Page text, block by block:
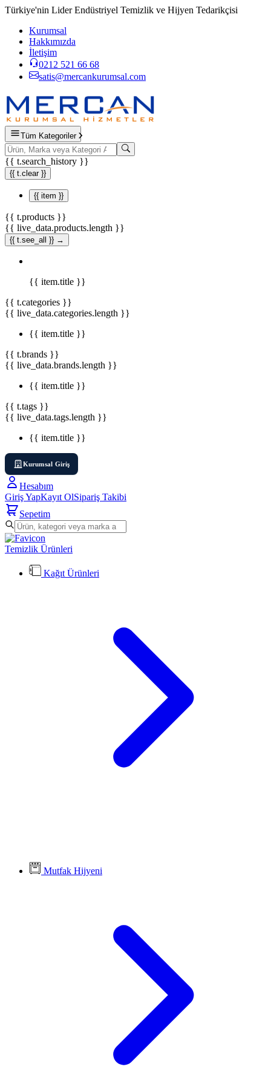
Türkiye'nin Lider Endüstriyel Temizlik ve Hijyen Tedarikçisi
Kurumsal
Hakkımızda
İletişim
0212 521 66 68
satis@mercankurumsal.com
Tüm Kategoriler
{{ t.search_history }}
{{ t.clear }}
{{ item }}
{{ t.products }}
{{ live_data.products.length }}
{{ t.see_all }} →
{{ item.title }}
{{ t.categories }}
{{ live_data.categories.length }}
{{ item.title }}
{{ t.brands }}
{{ live_data.brands.length }}
{{ item.title }}
{{ t.tags }}
{{ live_data.tags.length }}
{{ item.title }}
Kurumsal Giriş
Hesabım
Giriş YapKayıt OlSipariş Takibi
Sepetim
Temizlik Ürünleri
Kağıt Ürünleri
Mutfak Hijyeni